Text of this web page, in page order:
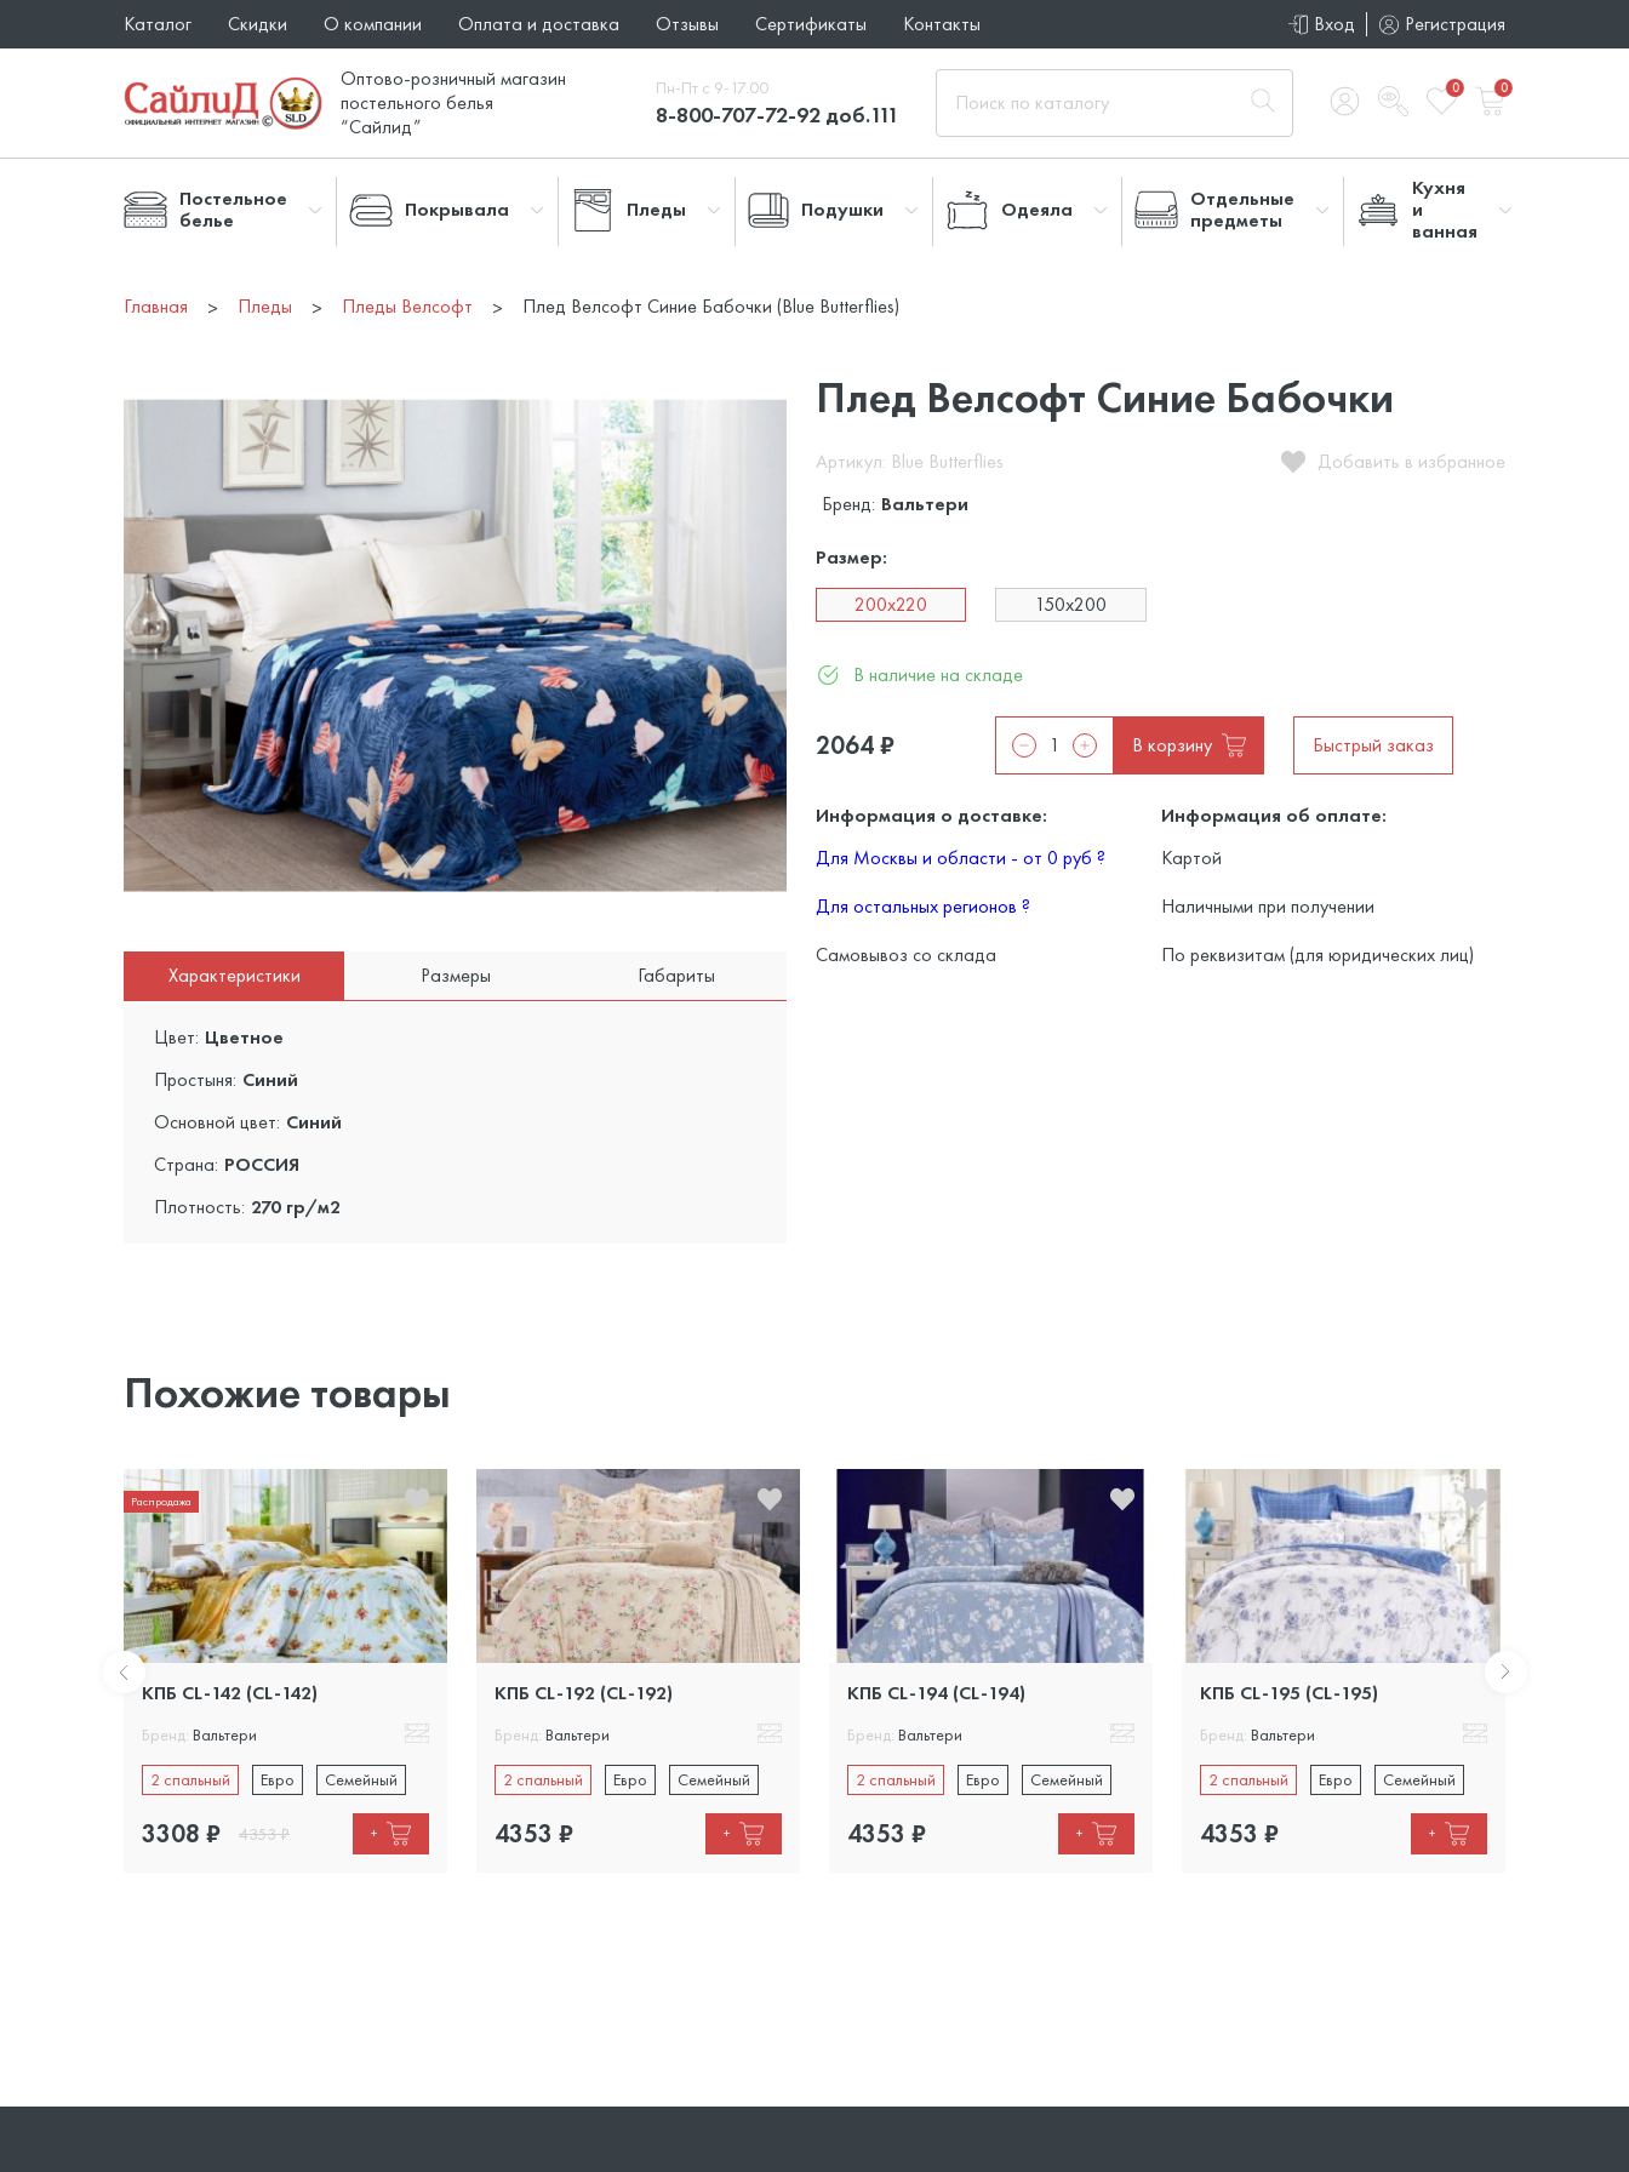
Каталог Скидки О компании Оплата и доставка Отзывы Сертификаты Контакты Вход Регистрация
Оптово-розничный магазин
постельного белья
“Сайлид”
Пн-Пт с 9-17.00
8-800-707-72-92 доб.111
0 0
Постельное
белье
Покрывала Пледы Подушки Одеяла
Отдельные
предметы
Кухня
и
ванная
Главная Пледы Пледы Велсофт Плед Велсофт Синие Бабочки (Blue Butterflies)
Характеристики Размеры Габариты
Цвет: Цветное
Простыня: Синий
Основной цвет: Синий
Страна: РОССИЯ
Плотность: 270 гр/м2
Плед Велсофт Синие Бабочки
Артикул: Blue Butterflies
Добавить в избранное
Бренд: Вальтери
Размер:
200х220
150x200
В наличие на складе
2064₽ В корзину Быстрый заказ
Информация о доставке:
Для Москвы и области - от 0 руб?
Для остальных регионов?
Самовывоз со склада
Информация об оплате:
Картой
Наличными при получении
По реквизитам (для юридических лиц)
Похожие товары
Распродажа
КПБ CL-142 (CL-142)
Бренд: Вальтери
2 спальный Евро Семейный
3308 ₽ 4353₽ +
КПБ CL-192 (CL-192)
Бренд: Вальтери
2 спальный Евро Семейный
4353 ₽ +
КПБ CL-194 (CL-194)
Бренд: Вальтери
2 спальный Евро Семейный
4353 ₽ +
КПБ CL-195 (CL-195)
Бренд: Вальтери
2 спальный Евро Семейный
4353 ₽ +